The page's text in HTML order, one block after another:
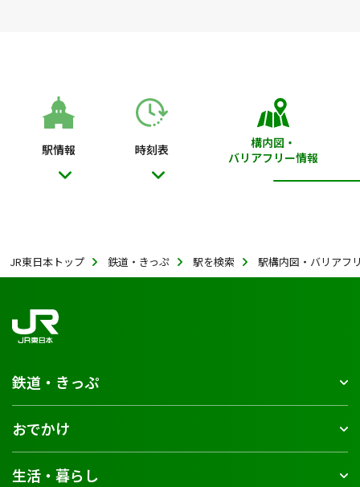
駅情報 時刻表
構内図・
バリアフリー情報
JR東日本トップ 鉄道・きっぷ 駅を検索 駅構内図・バリアフ
鉄道・きっぷ
おでかけ
生活・暮らし